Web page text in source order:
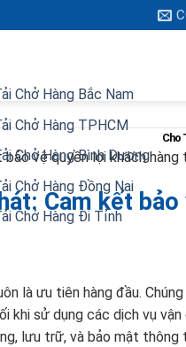
Chở Hàng Bắc Nam
Chở Hàng TPHCM
Chở Hàng Bình Dương
Chở Hàng Đồng Nai
Chở Hàng Đi Tỉnh
Cho
vệ quyền lợi khách
Cam kết bảo
là ưu tiên hàng đầu.
khi sử dụng các dịch vụ vận
lưu trữ, và bảo mật thông